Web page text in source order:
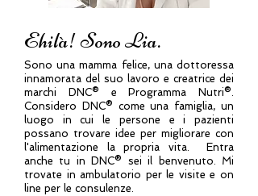
Ehilà! Sono Lia.
Sono una mamma felice, una dottoressa
innamorata del suo lavoro e creatrice dei
marchi DNC® e Programma Nutri®.
Considero DNC® come una famiglia, un
luogo in cui le persone e i pazienti
possano trovare idee per migliorare con
l'alimentazione la propria vita. Entra
anche tu in DNC® sei il benvenuto. Mi
trovate in ambulatorio per le visite e on
line per le consulenze.